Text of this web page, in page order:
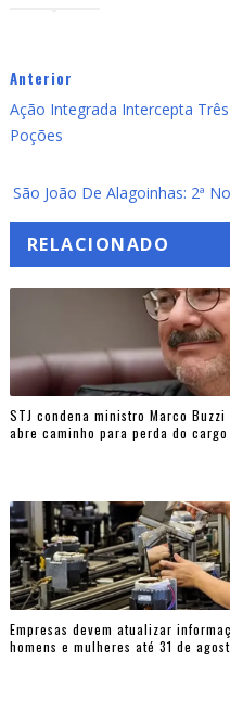
Anterior
Ação Integrada Intercepta
Poções
São João De Alagoinhas: 2ª
RELACIONADO
STJ condena ministro Marco
abre caminho para perda do cargo
Empresas devem atualizar
homens e mulheres até 31 de